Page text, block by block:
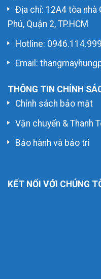
Địa chỉ: 12A4 tòa nhà
Phú, Quận 2, TP.HCM
Hotline: 0946.114.999
Email:
THÔNG TIN CHÍNH
Chính sách bảo mật
Vận chuyển & Thanh
Bảo hành và bảo trì
KẾT NỐI VỚI CHÚNG